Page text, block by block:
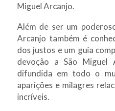
Miguel Arcanjo.
Além de ser um
Arcanjo também é
dos justos e um guia
devoção a São Miguel
difundida em todo o
aparições e milagres
incríveis.